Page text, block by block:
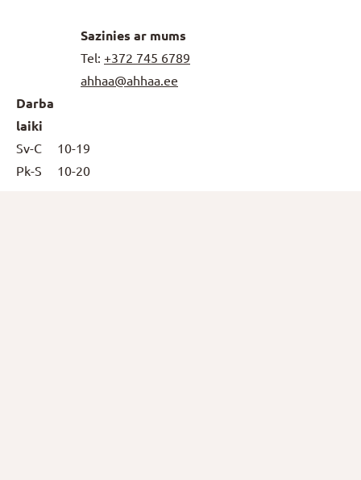
Sazinies ar mums
Tel: +372 745 6789
ahhaa@ahhaa.ee
Darba
laiki
Sv-C
10-19
Pk-S
10-20